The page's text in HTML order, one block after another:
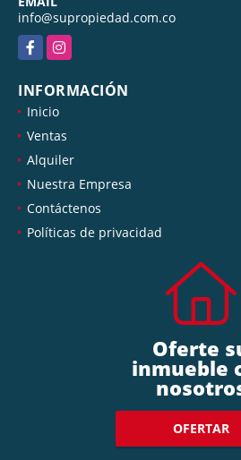
info@supropiedad.com.co
FacebookInstagram
INFORMACIÓN
Inicio
Ventas
Alquiler
Nuestra Empresa
Contáctenos
Políticas de privacidad
Oferte
inmueble
OFERTAR